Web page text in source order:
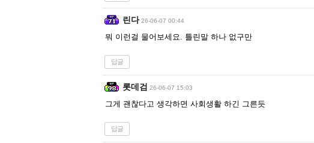
린다 26-06-07 00:44
뭐 이런걸 물어보세요. 틀린말 하나 없구만
답글
롯데검 26-06-07 15:03
그게 괜찮다고 생각하면 사회생활 하긴 그른듯
답글